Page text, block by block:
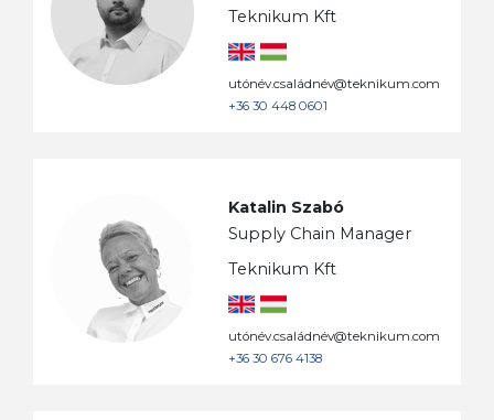
Teknikum Kft
utónév.családnév@teknikum.com
+36 30 448 0601
Katalin Szabó
Supply Chain Manager
Teknikum Kft
utónév.családnév@teknikum.com
+36 30 676 4138